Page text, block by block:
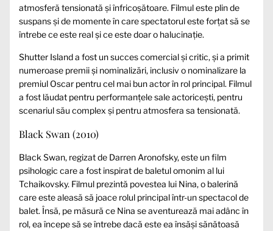
atmosferă tensionată și înfricoșătoare. Filmul este plin de
suspans și de momente în care spectatorul este forțat să se
întrebe ce este real și ce este doar o halucinație.
Shutter Island a fost un succes comercial și critic, și a primit
numeroase premii și nominalizări, inclusiv o nominalizare la
premiul Oscar pentru cel mai bun actor în rol principal. Filmul
a fost lăudat pentru performanțele sale actoricești, pentru
scenariul său complex și pentru atmosfera sa tensionată.
Black Swan (2010)
Black Swan, regizat de Darren Aronofsky, este un film
psihologic care a fost inspirat de baletul omonim al lui
Tchaikovsky. Filmul prezintă povestea lui Nina, o balerină
care este aleasă să joace rolul principal într-un spectacol de
balet. Însă, pe măsură ce Nina se aventurează mai adânc în
rol, ea începe să se întrebe dacă este ea însăși sănătoasă